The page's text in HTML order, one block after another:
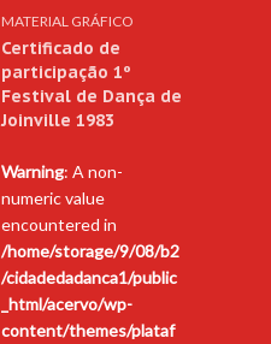
MATERIAL GRÁFICO
Certificado de
participação 1º
Festival de Dança de
Joinville 1983
Warning: A non-
numeric value
encountered in
/home/storage/9/08/b2
/cidadedadanca1/public
_html/acervo/wp-
content/themes/plataf